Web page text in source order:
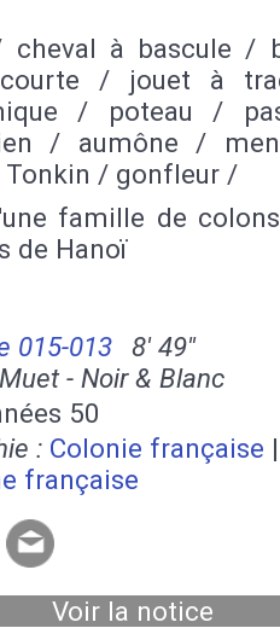
cheval à bascule /
/ jouet à
/ poteau /
/ aumône /
/ gonfleur /
famille de
de Hanoï
015-013
8' 49''
- Noir & Blanc
50
: Colonie française |
française
Voir la notice